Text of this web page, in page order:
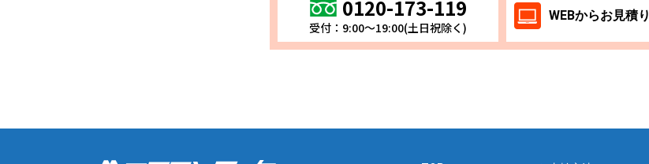
0120-173-119
受付：9:00～19:00(土日祝除く)
WEBからお見積り